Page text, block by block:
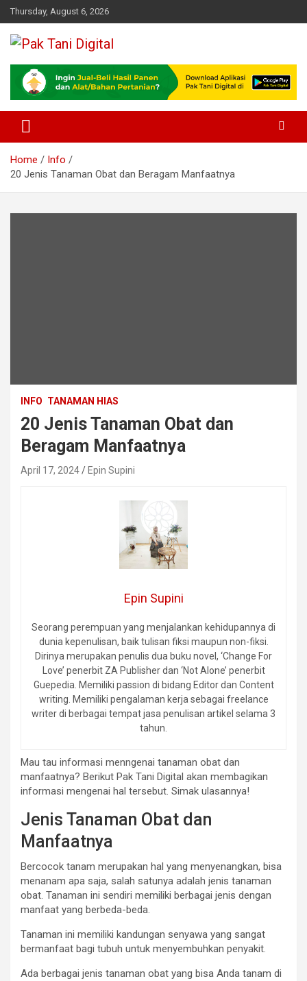
Skip
to
content
Thursday, August 6, 2026
Pak Tani Digital
Home
Info
20 Jenis Tanaman Obat dan Beragam Manfaatnya
INFO TANAMAN HIAS
20 Jenis Tanaman Obat dan
Beragam Manfaatnya
April 17, 2024 Epin Supini
Epin Supini
Seorang perempuan yang menjalankan kehidupannya di
dunia kepenulisan, baik tulisan fiksi maupun non-fiksi.
Dirinya merupakan penulis dua buku novel, ‘Change For
Love’ penerbit ZA Publisher dan ‘Not Alone’ penerbit
Guepedia. Memiliki passion di bidang Editor dan Content
writing. Memiliki pengalaman kerja sebagai freelance
writer di berbagai tempat jasa penulisan artikel selama 3
tahun.
Mau tau informasi menngenai tanaman obat dan
manfaatnya? Berikut Pak Tani Digital akan membagikan
informasi mengenai hal tersebut. Simak ulasannya!
Jenis Tanaman Obat dan
Manfaatnya
Bercocok tanam merupakan hal yang menyenangkan, bisa
menanam apa saja, salah satunya adalah jenis tanaman
obat. Tanaman ini sendiri memiliki berbagai jenis dengan
manfaat yang berbeda-beda.
Tanaman ini memiliki kandungan senyawa yang sangat
bermanfaat bagi tubuh untuk menyembuhkan penyakit.
Ada berbagai jenis tanaman obat yang bisa Anda tanam di